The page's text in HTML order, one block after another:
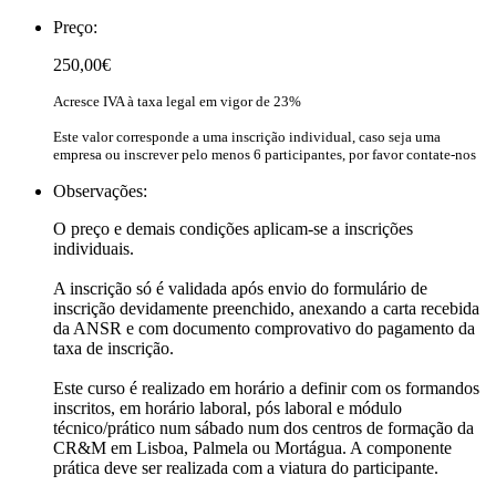
Preço:
250,00€
Acresce IVA à taxa legal em vigor de 23%
Este valor corresponde a uma inscrição individual, caso seja uma
empresa ou inscrever pelo menos 6 participantes, por favor contate-nos
Observações:
O preço e demais condições aplicam-se a inscrições
individuais.
A inscrição só é validada após envio do formulário de
inscrição devidamente preenchido, anexando a carta recebida
da ANSR e com documento comprovativo do pagamento da
taxa de inscrição.
Este curso é realizado em horário a definir com os formandos
inscritos, em horário laboral, pós laboral e módulo
técnico/prático num sábado num dos centros de formação da
CR&M em Lisboa, Palmela ou Mortágua. A componente
prática deve ser realizada com a viatura do participante.